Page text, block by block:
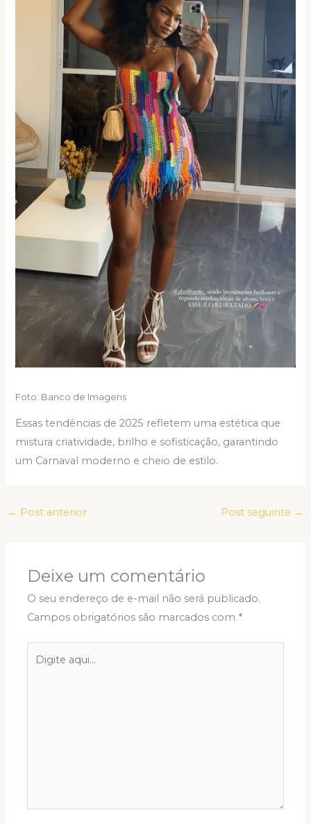
Foto: Banco de Imagens
Essas tendências de 2025 refletem uma estética que
mistura criatividade, brilho e sofisticação, garantindo
um Carnaval moderno e cheio de estilo.
← Post anterior Post seguinte →
Deixe um comentário
O seu endereço de e-mail não será publicado.
Campos obrigatórios são marcados com *
aqui...